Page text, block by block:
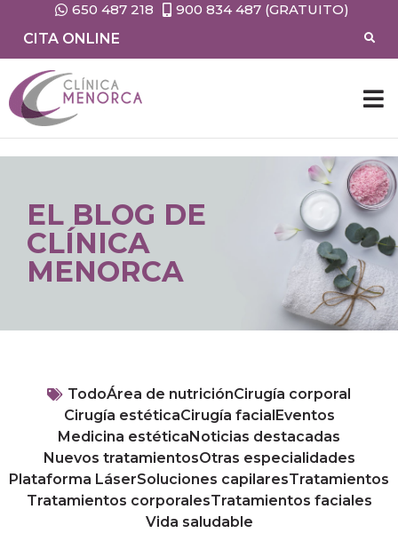
650 487 218
900 834 487 (GRATUITO)
CITA ONLINE
EL BLOG DE
CLÍNICA
MENORCA
TodoÁrea de nutriciónCirugía corporal
Cirugía estéticaCirugía facialEventos
Medicina estéticaNoticias destacadas
Nuevos tratamientosOtras especialidades
Plataforma LáserSoluciones capilaresTratamientos
Tratamientos corporalesTratamientos faciales
Vida saludable